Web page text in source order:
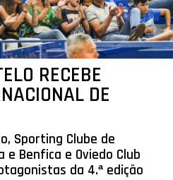
RECEBE
DE
Sporting Clube de
Benfica e Oviedo Club
da 4.ª edição